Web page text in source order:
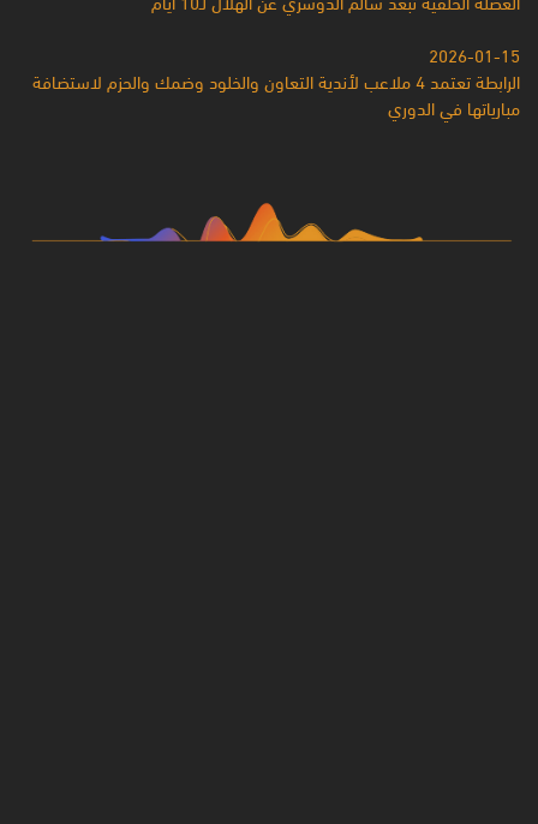
2026-01-15
الرابطة تعتمد 4 ملاعب لأندية التعاون والخلود وضمك والحزم لاستضافة
مبارياتها في الدوري